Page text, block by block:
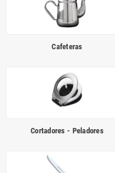
Cafeteras
Cortadores - Peladores